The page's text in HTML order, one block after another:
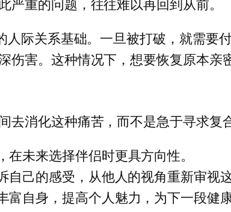
重的问题，往往难以再回到从前。
人际关系基础。一旦被打破，就需要
害。这种情况下，想要恢复原本亲
去消化这种痛苦，而不是急于寻求复
未来选择伴侣时更具方向性。
己的感受，从他人的视角重新审视这
自身，提高个人魅力，为下一段健